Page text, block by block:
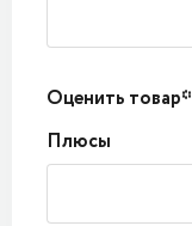
Оценить товар*
Плюсы